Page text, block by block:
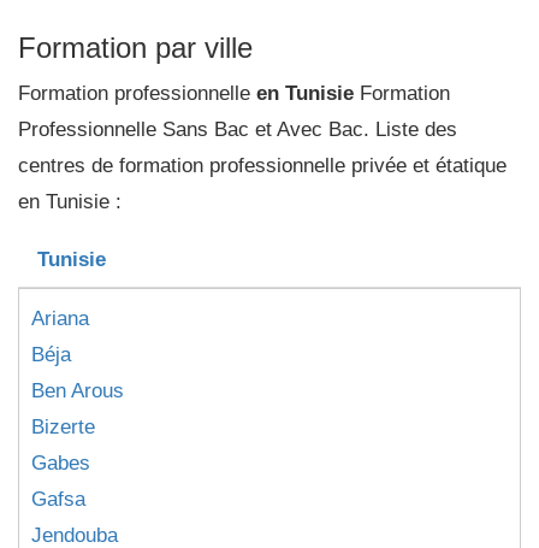
Formation par ville
Formation professionnelle en Tunisie Formation
Professionnelle Sans Bac et Avec Bac. Liste des
centres de formation professionnelle privée et étatique
en Tunisie :
Tunisie
Ariana
Béja
Ben Arous
Bizerte
Gabes
Gafsa
Jendouba